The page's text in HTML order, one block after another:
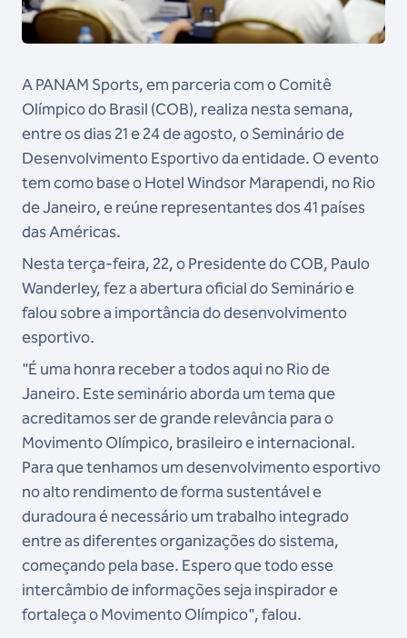
A PANAM Sports, em parceria com o Comitê
Olímpico do Brasil (COB), realiza nesta semana,
entre os dias 21 e 24 de agosto, o Seminário de
Desenvolvimento Esportivo da entidade. O evento
tem como base o Hotel Windsor Marapendi, no Rio
de Janeiro, e reúne representantes dos 41 países
das Américas.
Nesta terça-feira, 22, o Presidente do COB, Paulo
Wanderley, fez a abertura oficial do Seminário e
falou sobre a importância do desenvolvimento
esportivo.
"É uma honra receber a todos aqui no Rio de
Janeiro. Este seminário aborda um tema que
acreditamos ser de grande relevância para o
Movimento Olímpico, brasileiro e internacional.
Para que tenhamos um desenvolvimento esportivo
no alto rendimento de forma sustentável e
duradoura é necessário um trabalho integrado
entre as diferentes organizações do sistema,
começando pela base. Espero que todo esse
intercâmbio de informações seja inspirador e
fortaleça o Movimento Olímpico", falou.